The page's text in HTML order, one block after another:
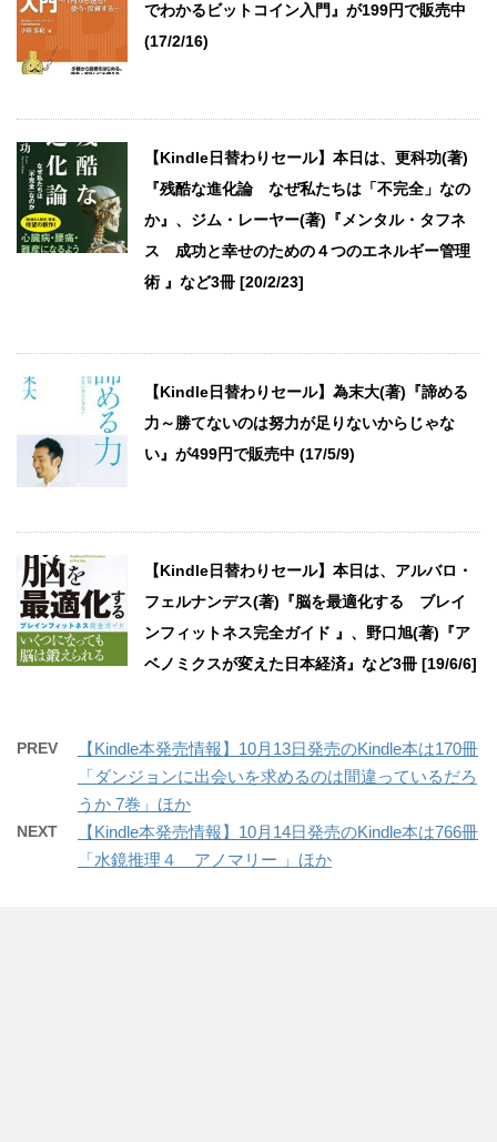
でわかるビットコイン入門』が199円で販売中
(17/2/16)
【Kindle日替わりセール】本日は、更科功(著)
『残酷な進化論 なぜ私たちは「不完全」なの
か』、ジム・レーヤー(著)『メンタル・タフネ
ス 成功と幸せのための４つのエネルギー管理
術 』など3冊 [20/2/23]
【Kindle日替わりセール】為末大(著)『諦める
力～勝てないのは努力が足りないからじゃな
い』が499円で販売中 (17/5/9)
【Kindle日替わりセール】本日は、アルバロ・
フェルナンデス(著)『脳を最適化する ブレイ
ンフィットネス完全ガイド 』、野口旭(著)『ア
ベノミクスが変えた日本経済』など3冊 [19/6/6]
PREV
【Kindle本発売情報】10月13日発売のKindle本は170冊
「ダンジョンに出会いを求めるのは間違っているだろ
うか 7巻」ほか
NEXT
【Kindle本発売情報】10月14日発売のKindle本は766冊
「水鏡推理４ アノマリー 」ほか